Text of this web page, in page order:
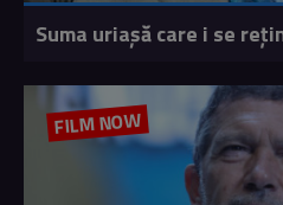
Suma uriașă care i se
FILM NOW